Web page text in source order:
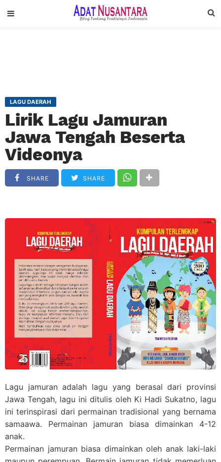
LAGU DAERAH
Lirik Lagu Jamuran
Jawa Tengah Beserta
Videonya
SHARE SHARE
Lagu jamuran adalah lagu yang berasal dari provinsi
Jawa Tengah, lagu ini ditulis oleh Ki Hadi Sukatno, lagu
ini terinspirasi dari permainan tradisional yang bernama
samaawa. Permainan jamuran biasa dimainkan 4-12
anak.
Permainan jamuran biasa dimainkan oleh anak laki-laki